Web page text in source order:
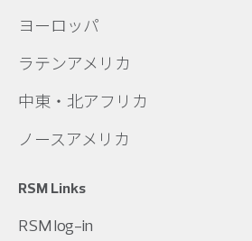
ヨーロッパ
ラテンアメリカ
中東・北アフリカ
ノースアメリカ
RSM Links
RSM log-in